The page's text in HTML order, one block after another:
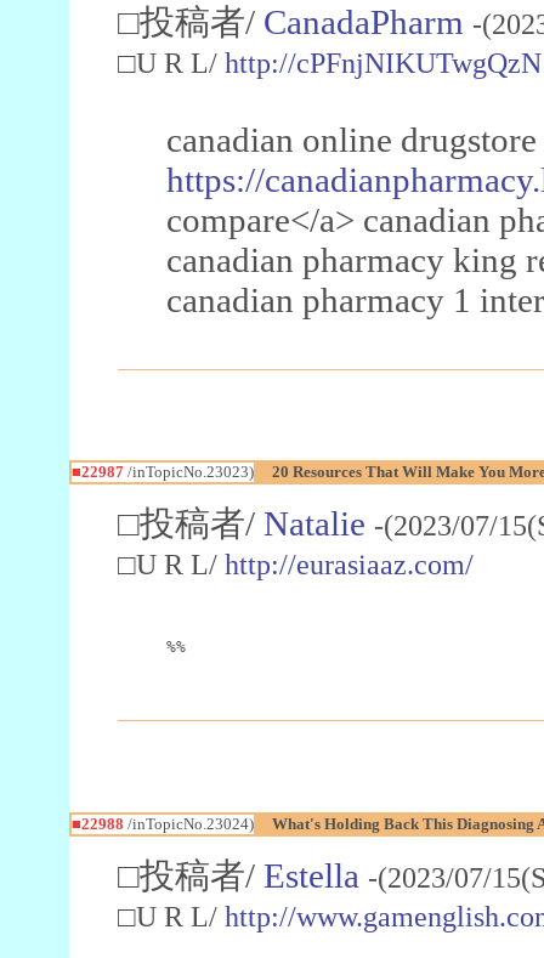
□投稿者/ CanadaPharm -
□U R L/ http://cPFnjNIKUTwgQzN
canadian online
https://
compare</a> canadian
canadian pharmacy king
canadian pharmacy 1
■22987/inTopicNo.23023) 20 Resources That Will Make You
□投稿者/ Natalie -(2023/07/
□U R L/ http://eurasiaaz.com/
%%
■22988 /inTopicNo.23024) What's Holding Back This Diagnosing
□投稿者/ Estella -(2023/07/
□U R L/ http://